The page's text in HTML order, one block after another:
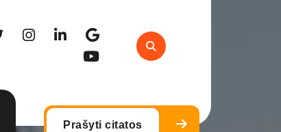
Prašyti citatos